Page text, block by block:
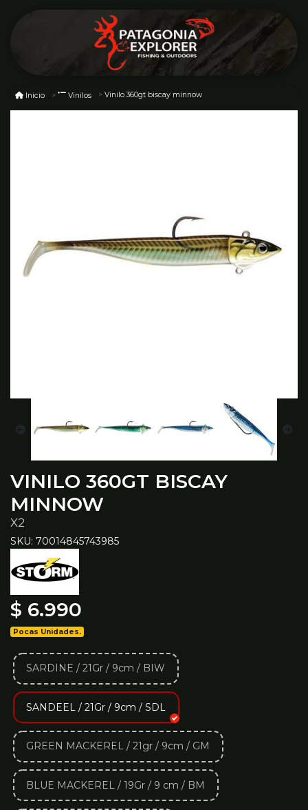
Inicio Vinilos Vinilo 360gt biscay minnow
VINILO 360GT BISCAY
MINNOW
X2
SKU: 70014845743985
$ 6.990
Pocas Unidades.
SARDINE / 21Gr / 9cm / BIW
SANDEEL / 21Gr / 9cm / SDL
GREEN MACKEREL / 21gr / 9cm / GM
BLUE MACKEREL / 19Gr / 9 cm / BM